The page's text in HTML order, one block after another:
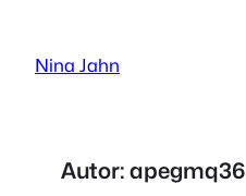
springen
Nina Jahn
Autor: apegmq36